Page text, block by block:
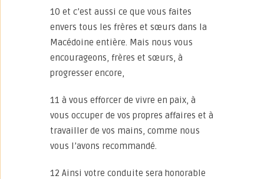
10 et c’est aussi ce que vous faites
envers tous les frères et sœurs dans la
Macédoine entière. Mais nous vous
encourageons, frères et sœurs, à
progresser encore,
11 à vous efforcer de vivre en paix, à
vous occuper de vos propres affaires et à
travailler de vos mains, comme nous
vous l’avons recommandé.
12 Ainsi votre conduite sera honorable